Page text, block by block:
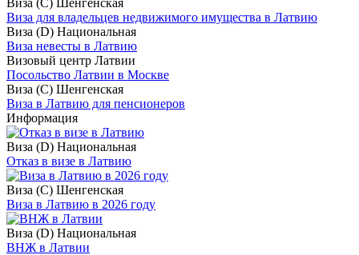
Виза для владельцев недвижимого имущества в Латвию
Виза (D) Национальная
Виза невесты в Латвию
Визовый центр Латвии
Посольство Латвии в Москве
Виза (C) Шенгенская
Виза в Латвию для пенсионеров
Информация
Виза (D) Национальная
Отказ в визе в Латвию
Виза (C) Шенгенская
Виза в Латвию в 2026 году
Виза (D) Национальная
ВНЖ в Латвии